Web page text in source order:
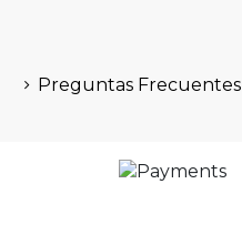
Preguntas Frecuentes